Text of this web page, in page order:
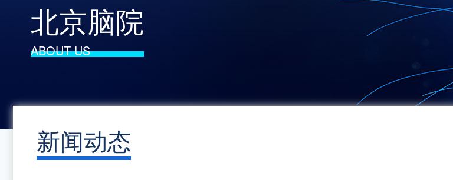
高颅压与脑静脉
医学伦理委员会
北京脑院
ABOUT US
新闻动态